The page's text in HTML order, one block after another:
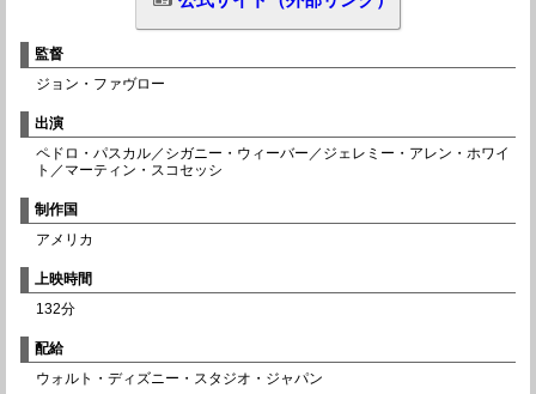
監督
ジョン・ファヴロー
出演
ペドロ・パスカル／シガニー・ウィーバー／ジェレミー・アレン・ホワイ
ト／マーティン・スコセッシ
制作国
アメリカ
上映時間
132分
配給
ウォルト・ディズニー・スタジオ・ジャパン